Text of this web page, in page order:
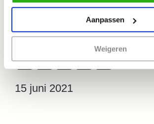
cookiebeleid.
Aanpassen
Weigeren
Facebook
Twitter
LinkedIn
EmailDelen
15 juni 2021